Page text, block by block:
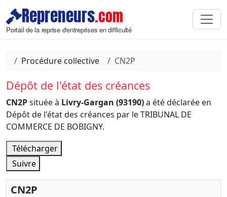
Repreneurs.com
Portail de la reprise d'entreprises en difficulté
Procédure collective CN2P
Dépôt de l'état des créances
CN2Psituée à Livry-Gargan (93190)a été déclarée en
Dépôt de l'état des créances par le TRIBUNAL DE
COMMERCE DE BOBIGNY.
Télécharger
Suivre
CN2P